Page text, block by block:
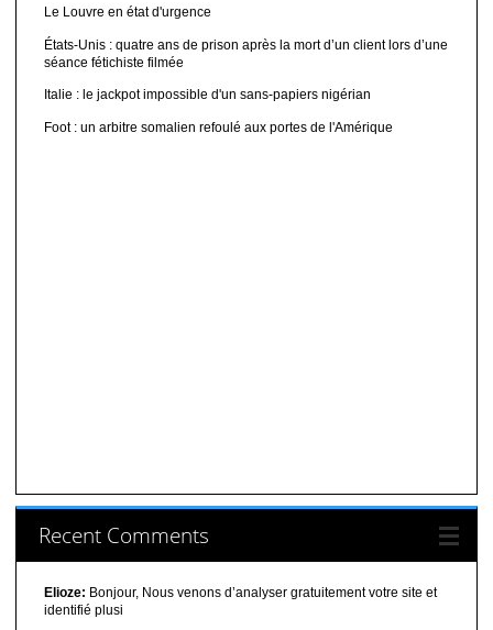
Le Louvre en état d'urgence
États-Unis : quatre ans de prison après la mort d’un client lors d’une
séance fétichiste filmée
Italie : le jackpot impossible d'un sans-papiers nigérian
Foot : un arbitre somalien refoulé aux portes de l'Amérique
Recent Comments
Elioze: Bonjour, Nous venons d’analyser gratuitement votre site et
identifié plusi